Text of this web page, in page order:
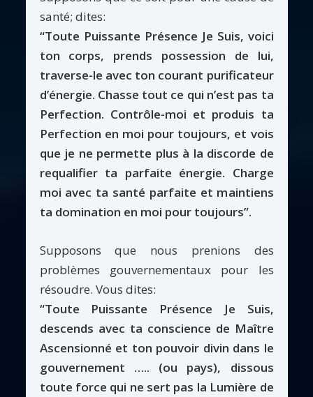
santé; dites:
“Toute Puissante Présence Je Suis, voici
ton corps, prends possession de lui,
traverse-le avec ton courant purificateur
d’énergie. Chasse tout ce qui n’est pas ta
Perfection. Contrôle-moi et produis ta
Perfection en moi pour toujours, et vois
que je ne permette plus à la discorde de
requalifier ta parfaite énergie. Charge
moi avec ta santé parfaite et maintiens
ta domination en moi pour toujours”.
Supposons que nous prenions des
problèmes gouvernementaux pour les
résoudre. Vous dites:
“Toute Puissante Présence Je Suis,
descends avec ta conscience de Maître
Ascensionné et ton pouvoir divin dans le
gouvernement ….. (ou pays), dissous
toute force qui ne sert pas la Lumière de